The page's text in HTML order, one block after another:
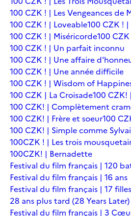
100 CZK ! | Les Vengeances de
100 CZK ! | Loveable100 CZK ! |
100 CZK ! | Miséricorde100
100 CZK ! | Un parfait inconnu
100 CZK ! | Une affaire
100 CZK ! | Une année difficile
100 CZK ! | Wisdom of
100 CZK | La Croisade100 CZK!
100 CZK! | Complètement
100 CZK! | Frère et soeur100
100 CZK! | Simple comme
100CZK ! | Les trois
100CZK! | Bernadette
Festival du film français | 120
Festival du film français | 16 ans
Festival du film français | 17 filles
28 ans plus tard (28 Years Later)
Festival du film français | 3